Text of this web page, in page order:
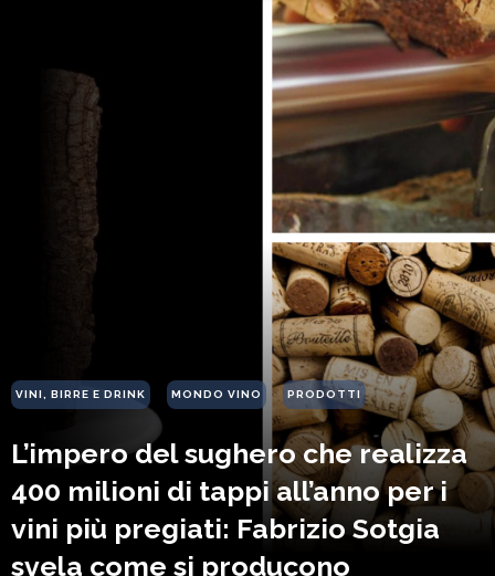
VINI, BIRRE E DRINK MONDO VINO PRODOTTI
L’impero del sughero che realizza
400 milioni di tappi all’anno per i
vini più pregiati: Fabrizio Sotgia
svela come si producono